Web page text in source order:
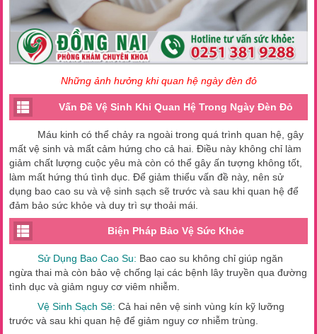
Những ảnh hưởng khi quan hệ ngày đèn đỏ
Vấn Đề Vệ Sinh Khi Quan Hệ Trong Ngày Đèn Đỏ
Máu kinh có thể chảy ra ngoài trong quá trình quan hệ, gây
mất vệ sinh và mất cảm hứng cho cả hai. Điều này không chỉ làm
giảm chất lượng cuộc yêu mà còn có thể gây ấn tượng không tốt,
làm mất hứng thú tình dục. Để giảm thiểu vấn đề này, nên sử
dụng bao cao su và vệ sinh sạch sẽ trước và sau khi quan hệ để
đảm bảo sức khỏe và duy trì sự thoải mái.
Biện Pháp Bảo Vệ Sức Khỏe
Sử Dụng Bao Cao Su: Bao cao su không chỉ giúp ngăn
ngừa thai mà còn bảo vệ chống lại các bệnh lây truyền qua đường
tình dục và giảm nguy cơ viêm nhiễm.
Vệ Sinh Sạch Sẽ:Cả hai nên vệ sinh vùng kín kỹ lưỡng
trước và sau khi quan hệ để giảm nguy cơ nhiễm trùng.